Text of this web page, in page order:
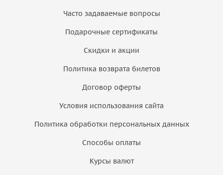
Часто задаваемые вопросы
Подарочные сертификаты
Скидки и акции
Политика возврата билетов
Договор оферты
Условия использования сайта
Политика обработки персональных данных
Способы оплаты
Курсы валют